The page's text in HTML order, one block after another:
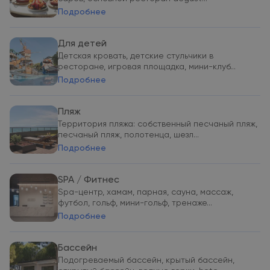
Подробнее
Для детей
Детская кровать, детские стульчики в
ресторане, игровая площадка, мини-клуб...
Подробнее
Пляж
Территория пляжа: собственный песчаный пляж,
песчаный пляж, полотенца, шезл...
Подробнее
SPA / Фитнес
Spa-центр, хамам, парная, сауна, массаж,
футбол, гольф, мини-гольф, тренаже...
Подробнее
Бассейн
Подогреваемый бассейн, крытый бассейн,